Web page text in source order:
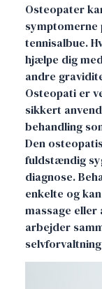
Osteopater
symptomerne
tennisalbue.
hjælpe dig
andre
Osteopati er
sikkert
behandling
Den
fuldstændig
diagnose.
enkelte og
massage
arbejder